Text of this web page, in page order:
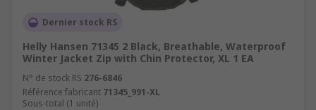
Dernier stock RS
Helly Hansen 71345 2 Black, Breathable, Waterproof
Winter Jacket Zip with Chin Protector, XL 1 EA
N° de stock RS 276-6846
Référence fabricant 71345_991-XL
Sous-total (1 unité)